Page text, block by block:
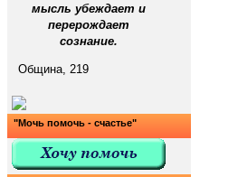
мысль убеждает и
перерождает
сознание.
Община, 219
"Мочь помочь - счастье"